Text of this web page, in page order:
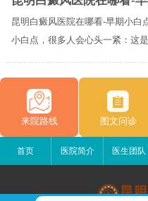
昆明白癜风医院在哪看-早期小白
小白点，很多人会心头一紧：这是
来院路线 图文问诊
首页 医院简介 医生团队